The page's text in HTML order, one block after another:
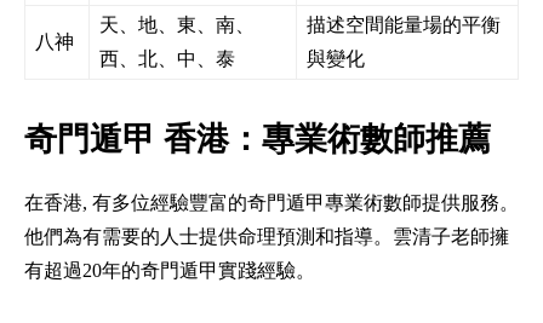
八神
天、地、東、南、
西、北、中、泰
描述空間能量場的平衡
與變化
奇門遁甲 香港：專業術數師推薦
在香港, 有多位經驗豐富的奇門遁甲專業術數師提供服務。
他們為有需要的人士提供命理預測和指導。雲清子老師擁
有超過20年的奇門遁甲實踐經驗。